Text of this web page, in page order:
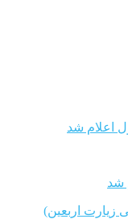
اعلام شد
شد